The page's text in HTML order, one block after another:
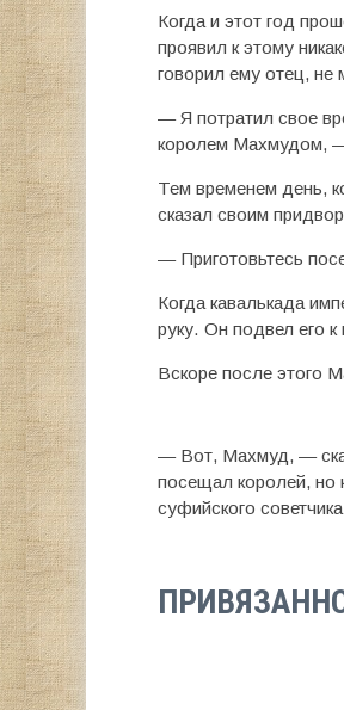
Когда и этот год
проявил к этому
говорил ему отец, не
— Я потратил свое
королем Махмудом, —
Тем временем день,
сказал своим
— Приготовьтесь
Когда кавалькада
руку. Он подвел его к
Вскоре после этого
— Вот, Махмуд, —
посещал королей, но
суфийского